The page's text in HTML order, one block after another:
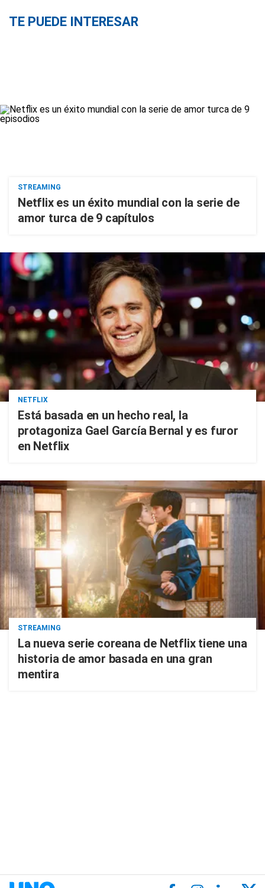
TE PUEDE INTERESAR
STREAMING
Netflix es un éxito mundial con la serie de
amor turca de 9 capítulos
NETFLIX
Está basada en un hecho real, la
protagoniza Gael García Bernal y es furor
en Netflix
STREAMING
La nueva serie coreana de Netflix tiene una
historia de amor basada en una gran
mentira